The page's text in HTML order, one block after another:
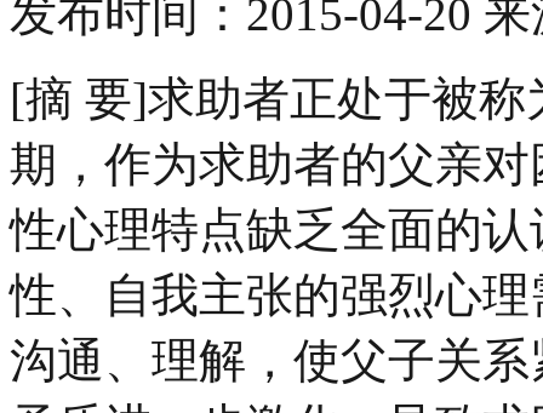
发布时间： 2015-04-20 来
[摘 要]求助者正处于被
期，作为求助者的父亲
性心理特点缺乏全面的
性、自我主张的强烈心
沟通、理解，使父子关